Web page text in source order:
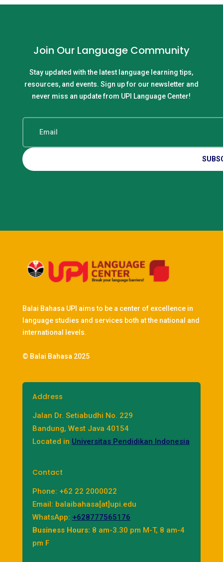
Join Our Language Community
Stay updated with the latest language learning tips,
resources, and events. Sign up for our newsletter and
never miss an update from UPI Language Center!
Balai Bahasa UPI aims to be a center of excellence in
language studies and services both at the national and
international levels.
© Balai Bahasa 2025
Address
Jalan Dr. Setiabudhi No. 229
Bandung, West Java 40154
Located in Universitas Pendidikan Indonesia
Contact
Phone: +62 22 2000022
Email: balaibahasa[at]upi.edu
WhatsApp: +628777565176
Business Hours: 8 am-3.30 pm M-T, 8 am-4
pm F